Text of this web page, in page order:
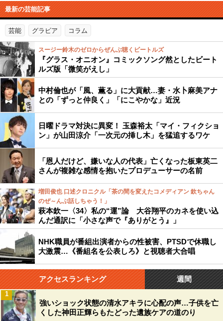
最新の芸能記事
芸能 グラビア コラム
スージー鈴木のゼロからぜんぶ聴くビートルズ
『グラス・オニオン』コミックソング然としたビート
ルズ版「微笑がえし」
中村倫也が「風、薫る」に大貢献…妻・水卜麻美アナ
との「ずっと仲良く」「にこやかな」近況
日曜ドラマ対決に異変！ 玉森裕太「マイ・フィクショ
ン」が山田涼介「一次元の挿し木」を猛追するワケ
「恩人だけど、嫌いな人の代表」亡くなった板東英二
さんが複雑な感情を抱いたプロデューサーの名前
増田俊也 口述クロニクル「茶の間を変えたコメディアン 欽ちゃん
のぜ～んぶ話しちゃう！」
萩本欽一〈34〉私の“運”論 大谷翔平のカネを使い込
んだ通訳に「小さな声で『ありがとう』」
NHK職員が番組出演者からの性被害、PTSDで休職し
大激震…《番組名を公表しろ》と視聴者大合唱
アクセスランキング 週間
強いショック状態の清水アキラに心配の声…子供を亡
くした神田正輝らもたどった遺族ケアの道のり
1